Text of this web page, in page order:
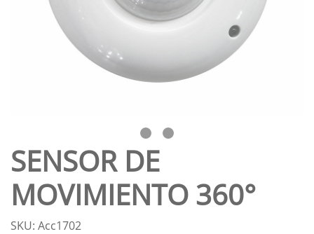
SENSOR DE
MOVIMIENTO 360°
SKU: Acc1702